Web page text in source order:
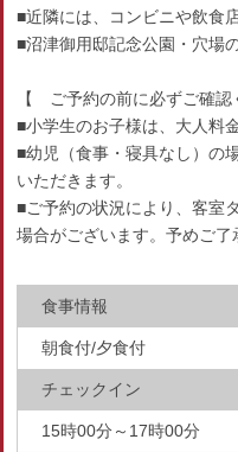
■近隣には、コンビニや飲食
■沼津御用邸記念公園・穴場
【 ご予約の前に必ずご確
■小学生のお子様は、大人料
■幼児（食事・寝具なし）の
いただきます。
■ご予約の状況により、客室
場合がございます。予めご了
食事情報
朝食付/夕食付
チェックイン
15時00分～17時00分